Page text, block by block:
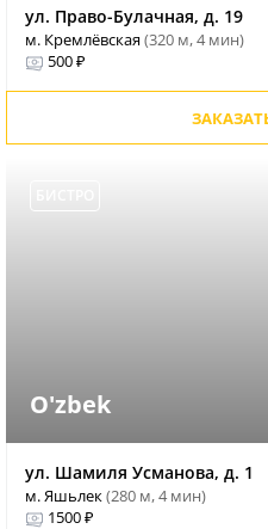
ул. Право-Булачная, д. 19
м. Кремлёвская(320 м, 4 мин)
500 ₽
O'zbek
ул. Шамиля Усманова, д. 1
м. Яшьлек(280 м, 4 мин)
1500 ₽